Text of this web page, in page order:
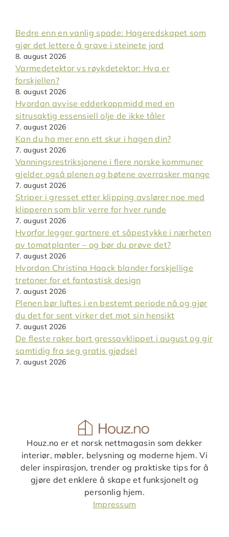
Bedre enn en vanlig spade: Hageredskapet som
gjør det lettere å grave i steinete jord
8. august 2026
Varmedetektor vs røykdetektor: Hva er
forskjellen?
8. august 2026
Hvordan avvise edderkoppmidd med en
sitrusaktig essensiell olje de ikke tåler
7. august 2026
Kan du ha mer enn ett skur i hagen din?
7. august 2026
Vanningsrestriksjonene i flere norske kommuner
gjelder også plenen og bøtene overrasker mange
7. august 2026
Striper i gresset etter klipping avslører noe med
klipperen som blir verre for hver runde
7. august 2026
Hvorfor legger gartnere et såpestykke i nærheten
av tomatplanter – og bør du prøve det?
7. august 2026
Hvordan Christina Haack blander forskjellige
tretoner for et fantastisk design
7. august 2026
Plenen bør luftes i en bestemt periode nå og gjør
du det for sent virker det mot sin hensikt
7. august 2026
De fleste raker bort gressavklippet i august og gir
samtidig fra seg gratis gjødsel
7. august 2026
Houz.no er et norsk nettmagasin som dekker
interiør, møbler, belysning og moderne hjem. Vi
deler inspirasjon, trender og praktiske tips for å
gjøre det enklere å skape et funksjonelt og
personlig hjem.
Impressum